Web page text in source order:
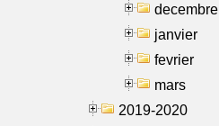
decembre
janvier
fevrier
mars
2019-2020